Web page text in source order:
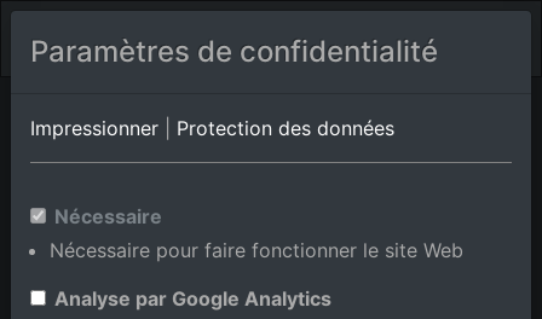
Valiano Toscane
Photos aériennes de Vergelle
en Toscane, Italie
Paramètres de confidentialité
Impressionner Protection des données
Nécessaire
Nécessaire pour faire fonctionner le site Web
Analyse par Google Analytics